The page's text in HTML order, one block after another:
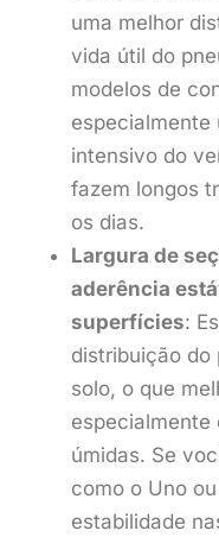
uma melhor
vida útil do
modelos de
especialmente
intensivo do
fazem longos
os dias.
Largura de
aderência
superfícies:
distribuição do
solo, o que
especialmente
úmidas. Se
como o Uno
estabilidade